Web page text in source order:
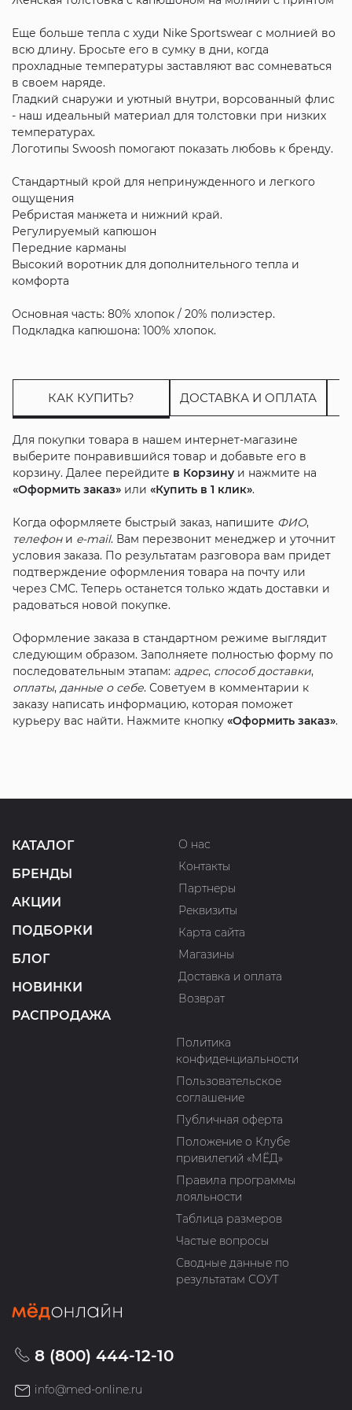
Еще больше тепла с худи Nike Sportswear с молнией во
всю длину. Бросьте его в сумку в дни, когда
прохладные температуры заставляют вас сомневаться
в своем наряде.
Гладкий снаружи и уютный внутри, ворсованный флис
- наш идеальный материал для толстовки при низких
температурах.
Логотипы Swoosh помогают показать любовь к бренду.
Стандартный крой для непринужденного и легкого
ощущения
Ребристая манжета и нижний край.
Регулируемый капюшон
Передние карманы
Высокий воротник для дополнительного тепла и
комфорта
Основная часть: 80% хлопок / 20% полиэстер.
Подкладка капюшона: 100% хлопок.
КАК КУПИТЬ? ДОСТАВКА И ОПЛАТА
Для покупки товара в нашем интернет-магазине
выберите понравившийся товар и добавьте его в
корзину. Далее перейдите в Корзинуи нажмите на
«Оформить заказ»или «Купить в 1 клик».
Когда оформляете быстрый заказ, напишите ФИО,
телефони e-mail. Вам перезвонит менеджер и уточнит
условия заказа. По результатам разговора вам придет
подтверждение оформления товара на почту или
через СМС. Теперь останется только ждать доставки и
радоваться новой покупке.
Оформление заказа в стандартном режиме выглядит
следующим образом. Заполняете полностью форму по
последовательным этапам: адрес, способ доставки,
оплаты, данные о себе. Советуем в комментарии к
заказу написать информацию, которая поможет
курьеру вас найти. Нажмите кнопку «Оформить заказ».
КАТАЛОГ
БРЕНДЫ
АКЦИИ
ПОДБОРКИ
БЛОГ
НОВИНКИ
РАСПРОДАЖА
О нас
Контакты
Партнеры
Реквизиты
Карта сайта
Магазины
Доставка и оплата
Возврат
Политика
конфиденциальности
Пользовательское
соглашение
Публичная оферта
Положение о Клубе
привилегий «МЁД»
Правила программы
лояльности
Таблица размеров
Частые вопросы
Сводные данные по
результатам СОУТ
8 (800) 444-12-10
info@med-online.ru